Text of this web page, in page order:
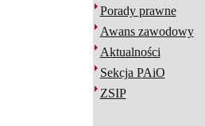
Porady prawne
Awans zawodowy
Aktualności
Sekcja PAiO
ZSIP